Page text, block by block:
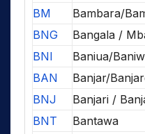
BM
Bambara/
BNG
Bangala /
BNI
Baniua/
BAN
Banjar/
BNJ
Banjari /
BNT
Bantawa